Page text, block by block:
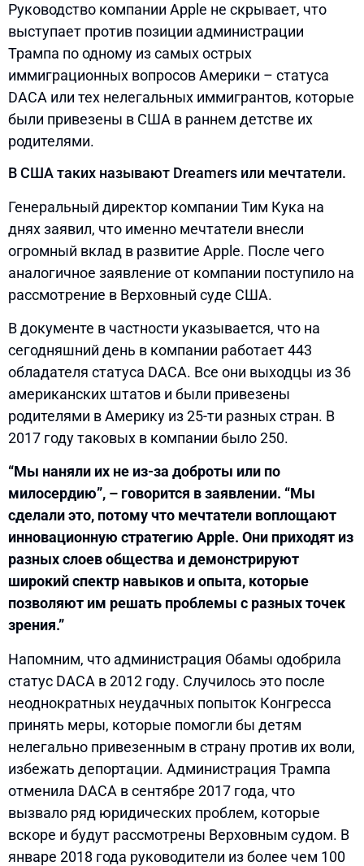
Руководство компании Apple не скрывает, что
выступает против позиции администрации
Трампа по одному из самых острых
иммиграционных вопросов Америки – статуса
DACA или тех нелегальных иммигрантов, которые
были привезены в США в раннем детстве их
родителями.
В США таких называют Dreamers или мечтатели.
Генеральный директор компании Тим Кука на
днях заявил, что именно мечтатели внесли
огромный вклад в развитие Apple. После чего
аналогичное заявление от компании поступило на
рассмотрение в Верховный суде США.
В документе в частности указывается, что на
сегодняшний день в компании работает 443
обладателя статуса DACA. Все они выходцы из 36
американских штатов и были привезены
родителями в Америку из 25-ти разных стран. В
2017 году таковых в компании было 250.
“Мы наняли их не из-за доброты или по
милосердию”, – говорится в заявлении. “Мы
сделали это, потому что мечтатели воплощают
инновационную стратегию Apple. Они приходят из
разных слоев общества и демонстрируют
широкий спектр навыков и опыта, которые
позволяют им решать проблемы с разных точек
зрения.”
Напомним, что администрация Обамы одобрила
статус DACA в 2012 году. Случилось это после
неоднократных неудачных попыток Конгресса
принять меры, которые помогли бы детям
нелегально привезенным в страну против их воли,
избежать депортации. Администрация Трампа
отменила DACA в сентябре 2017 года, что
вызвало ряд юридических проблем, которые
вскоре и будут рассмотрены Верховным судом. В
январе 2018 года руководители из более чем 100